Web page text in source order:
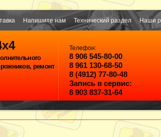
Напишите нам Технический раздел Наши
ремонт
Телефон:
8 906 545-80-00
8 961 130-68-50
8 (4912) 77-80-48
Запись в сервис:
8 903 837-31-64